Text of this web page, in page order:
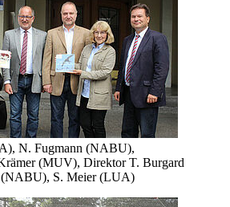
N. Fugmann (NABU),
(MUV), Direktor T. Burgard
S. Meier (LUA)